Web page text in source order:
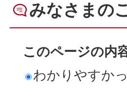
みなさまの
このページの内
わかりやすか